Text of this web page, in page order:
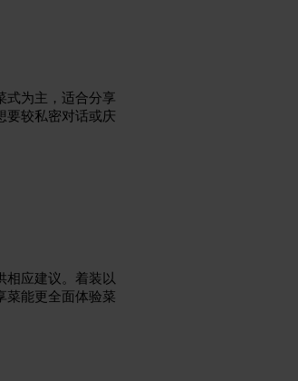
式为主，适合分享
要较私密对话或庆
相应建议。着装以
菜能更全面体验菜